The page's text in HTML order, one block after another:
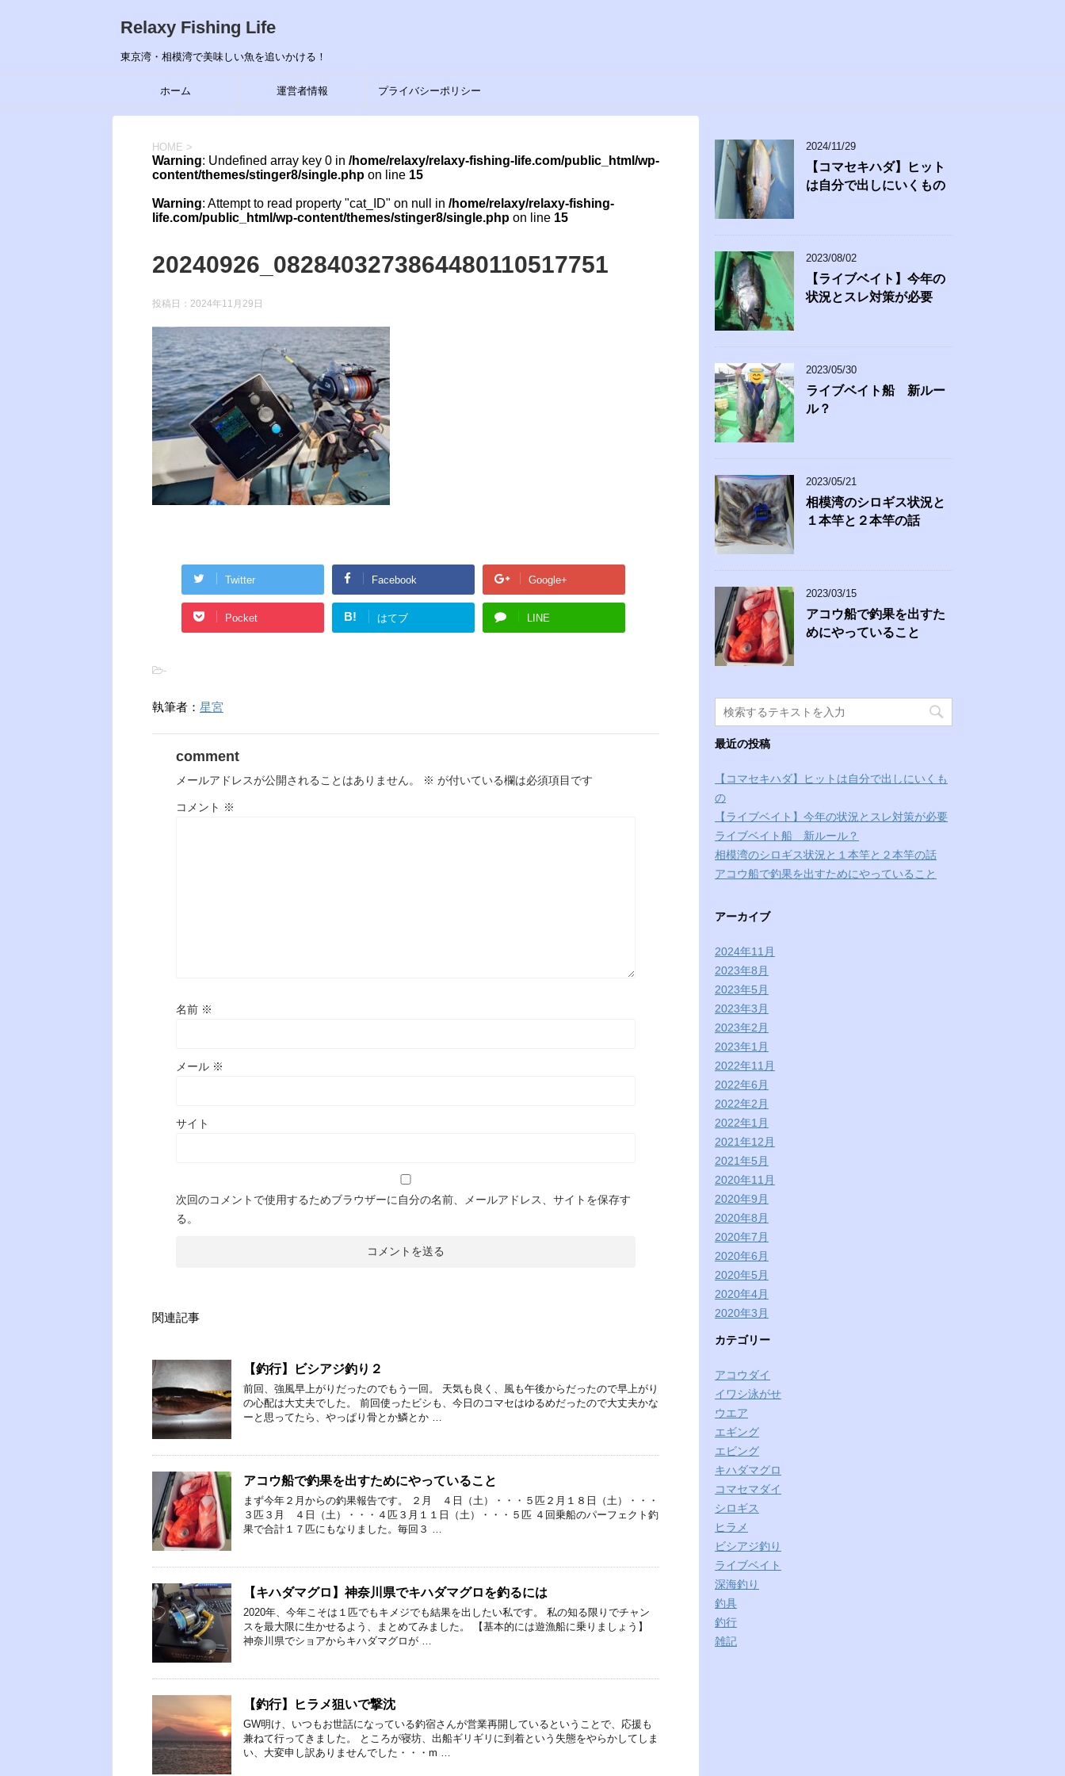
Relaxy Fishing Life
東京湾・相模湾で美味しい魚を追いかける！
ホーム 運営者情報 プライバシーポリシー
HOME >
Warning: Undefined array key 0 in /home/relaxy/relaxy-fishing-life.com/public_html/wp-
content/themes/stinger8/single.php on line 15
Warning: Attempt to read property "cat_ID" on null in /home/relaxy/relaxy-fishing-
life.com/public_html/wp-content/themes/stinger8/single.php on line 15
20240926_0828403273864480110517751
投稿日： 2024年11月29日
Twitter Facebook Google+
Pocket B! はてブ LINE
-
執筆者： 星宮
comment
メールアドレスが公開されることはありません。 ※ が付いている欄は必須項目です
コメント ※
名前 ※
メール ※
サイト
次回のコメントで使用するためブラウザーに自分の名前、メールアドレス、サイトを保存す
る。
関連記事
【釣行】ビシアジ釣り２
前回、強風早上がりだったのでもう一回。 天気も良く、風も午後からだったので早上がり
の心配は大丈夫でした。 前回使ったビシも、今日のコマセはゆるめだったので大丈夫かな
ーと思ってたら、やっぱり骨とか鱗とか …
アコウ船で釣果を出すためにやっていること
まず今年２月からの釣果報告です。 ２月 ４日（土）・・・５匹２月１８日（土）・・・
３匹３月 ４日（土）・・・４匹３月１１日（土）・・・５匹 ４回乗船のパーフェクト釣
果で合計１７匹にもなりました。毎回３ …
【キハダマグロ】神奈川県でキハダマグロを釣るには
2020年、今年こそは１匹でもキメジでも結果を出したい私です。 私の知る限りでチャン
スを最大限に生かせるよう、まとめてみました。 【基本的には遊漁船に乗りましょう】
神奈川県でショアからキハダマグロが …
【釣行】ヒラメ狙いで撃沈
GW明け、いつもお世話になっている釣宿さんが営業再開しているということで、応援も
兼ねて行ってきました。 ところが寝坊、出船ギリギリに到着という失態をやらかしてしま
い、大変申し訳ありませんでした・・・m …
2024/11/29
【コマセキハダ】ヒット
は自分で出しにいくもの
2023/08/02
【ライブベイト】今年の
状況とスレ対策が必要
2023/05/30
ライブベイト船 新ルー
ル？
2023/05/21
相模湾のシロギス状況と
１本竿と２本竿の話
2023/03/15
アコウ船で釣果を出すた
めにやっていること
最近の投稿
【コマセキハダ】ヒットは自分で出しにいくも
の
【ライブベイト】今年の状況とスレ対策が必要
ライブベイト船 新ルール？
相模湾のシロギス状況と１本竿と２本竿の話
アコウ船で釣果を出すためにやっていること
アーカイブ
2024年11月
2023年8月
2023年5月
2023年3月
2023年2月
2023年1月
2022年11月
2022年6月
2022年2月
2022年1月
2021年12月
2021年5月
2020年11月
2020年9月
2020年8月
2020年7月
2020年6月
2020年5月
2020年4月
2020年3月
カテゴリー
アコウダイ
イワシ泳がせ
ウエア
エギング
エビング
キハダマグロ
コマセマダイ
シロギス
ヒラメ
ビシアジ釣り
ライブベイト
深海釣り
釣具
釣行
雑記